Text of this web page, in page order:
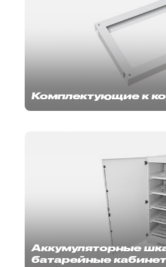
Комплектующие к
Аккумуляторные
батарейные